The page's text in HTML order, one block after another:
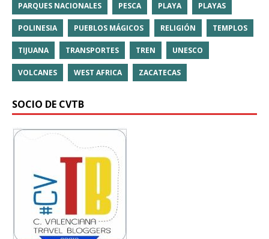
PARQUES NACIONALES PESCA PLAYA PLAYAS
POLINESIA PUEBLOS MÁGICOS RELIGIÓN TEMPLOS
TIJUANA TRANSPORTES TREN UNESCO
VOLCANES WEST AFRICA ZACATECAS
SOCIO DE CVTB